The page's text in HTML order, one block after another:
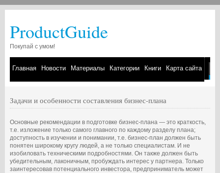
ProductGuide
Покупай с умом!
Главная Новости Материалы Категории Книги Карта сайта
Задачи и особенности составления бизнес-плана
Основные рекомендации в подготовке бизнес-плана — это краткость,
т.е. изложение только самого главного по каждому разделу плана;
доступность в изучении и понимании, т.е. бизнес-план должен быть
понятен широкому кругу людей, а не только специ­алистам. И не
изобиловать техническими подробностями. Он также должен быть
убедительным, лаконичным, пробуждать интерес у партнера. Только
заинтересовав потенциального инвестора, предприниматель может